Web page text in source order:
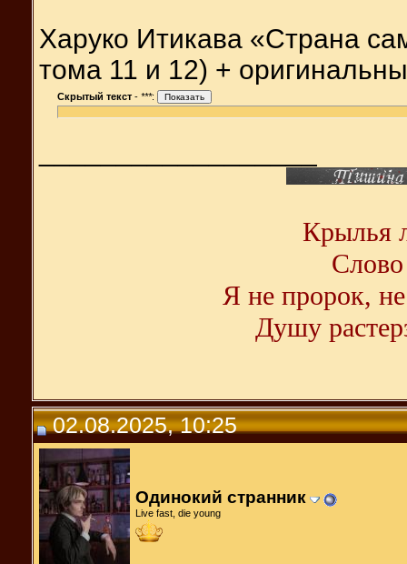
Харуко Итикава «Страна
тома 11 и 12) +
Скрытый текст - ***:
Крылья
Слово
Я не пророк,
Душу
02.08.2025, 10:25
Одинокий странник
Live fast, die young